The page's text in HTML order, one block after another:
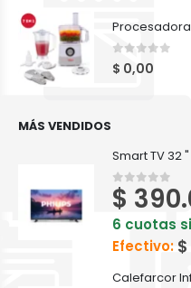
0 out of 5
$ 0,00
MÁS VENDIDOS
0out of 5
$
6 cuotas
Efectivo: $
Calefarcor